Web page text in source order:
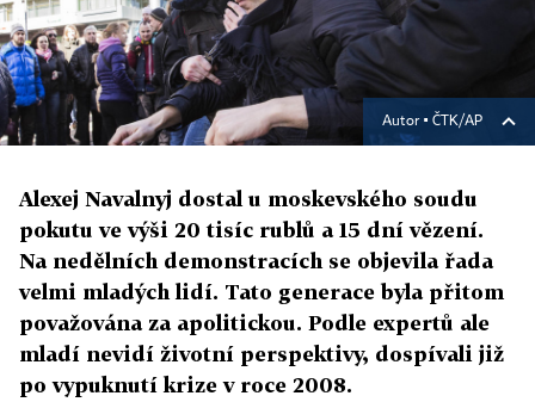
Autor ▪ ČTK/AP
Alexej Navalnyj dostal u moskevského soudu
pokutu ve výši 20 tisíc rublů a 15 dní vězení.
Na nedělních demonstracích se objevila řada
velmi mladých lidí. Tato generace byla přitom
považována za apolitickou. Podle expertů ale
mladí nevidí životní perspektivy, dospívali již
po vypuknutí krize v roce 2008.